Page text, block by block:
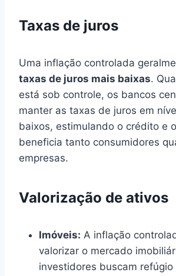
Taxas de juros
Uma inflação controlada
taxas de juros mais baixas.
está sob controle, os bancos
manter as taxas de juros em
baixos, estimulando o crédito e
beneficia tanto consumidores
empresas.
Valorização de ativos
Imóveis: A inflação
valorizar o mercado
investidores buscam refúgio